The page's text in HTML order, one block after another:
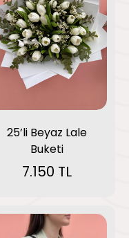
25’li Beyaz Lale
Buketi
7.150 TL